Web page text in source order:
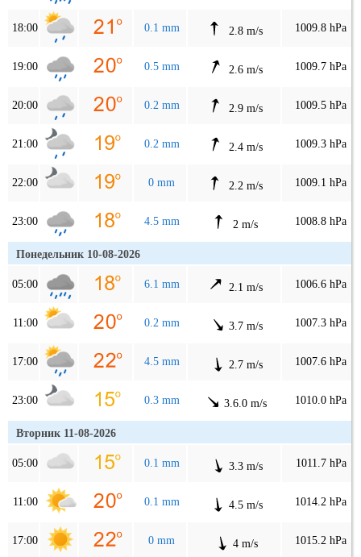
18:00 0.1 mm 2.8 m/s 1009.8 hPa
19:00 0.5 mm 2.6 m/s 1009.7 hPa
20:00 0.2 mm 2.9 m/s 1009.5 hPa
21:00 0.2 mm 2.4 m/s 1009.3 hPa
22:00 0 mm 2.2 m/s 1009.1 hPa
23:00 4.5 mm 2 m/s 1008.8 hPa
Понедельник 10-08-2026
05:00 6.1 mm 2.1 m/s 1006.6 hPa
11:00 0.2 mm 3.7 m/s 1007.3 hPa
17:00 4.5 mm 2.7 m/s 1007.6 hPa
23:00 0.3 mm 3.6.0 m/s 1010.0 hPa
Вторник 11-08-2026
05:00 0.1 mm 3.3 m/s 1011.7 hPa
11:00 0.1 mm 4.5 m/s 1014.2 hPa
17:00 0 mm 4 m/s 1015.2 hPa